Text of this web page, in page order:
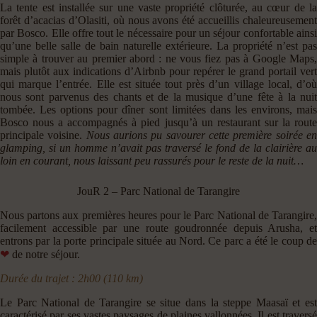
La tente est installée sur une vaste propriété clôturée, au cœur de la
forêt d’acacias d’Olasiti, où nous avons été accueillis chaleureusement
par Bosco. Elle offre tout le nécessaire pour un séjour confortable ainsi
qu’une belle salle de bain naturelle extérieure. La propriété n’est pas
simple à trouver au premier abord : ne vous fiez pas à Google Maps,
mais plutôt aux indications d’Airbnb pour repérer le grand portail vert
qui marque l’entrée. Elle est située tout près d’un village local, d’où
nous sont parvenus des chants et de la musique d’une fête à la nuit
tombée. Les options pour dîner sont limitées dans les environs, mais
Bosco nous a accompagnés à pied jusqu’à un restaurant sur la route
principale voisine. Nous aurions pu savourer cette première soirée en
glamping, si un homme n’avait pas traversé le fond de la clairière au
loin en courant, nous laissant peu rassurés pour le reste de la nuit…
JouR 2 – Parc National de Tarangire
Nous partons aux premières heures pour le Parc National de Tarangire,
facilement accessible par une route goudronnée depuis Arusha, et
entrons par la porte principale située au Nord. Ce parc a été le coup de
❤ de notre séjour.
Durée du trajet : 2h00 (110 km)
Le Parc National de Tarangire se situe dans la steppe Maasaï et est